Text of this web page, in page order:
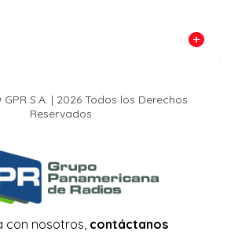
S.A. | 2026 Todos los Derechos
Reservados.
con nosotros, contáctanos